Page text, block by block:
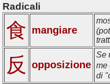
Radicali
食 mangiare
反 opposizione
Se
me
di